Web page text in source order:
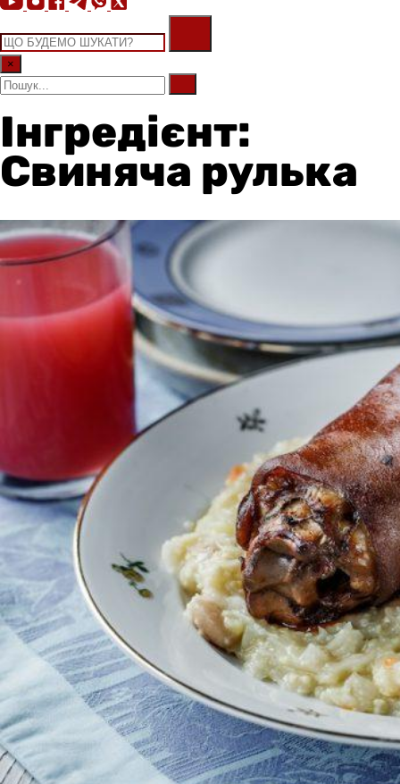
×
Інгредієнт:
Свиняча рулька